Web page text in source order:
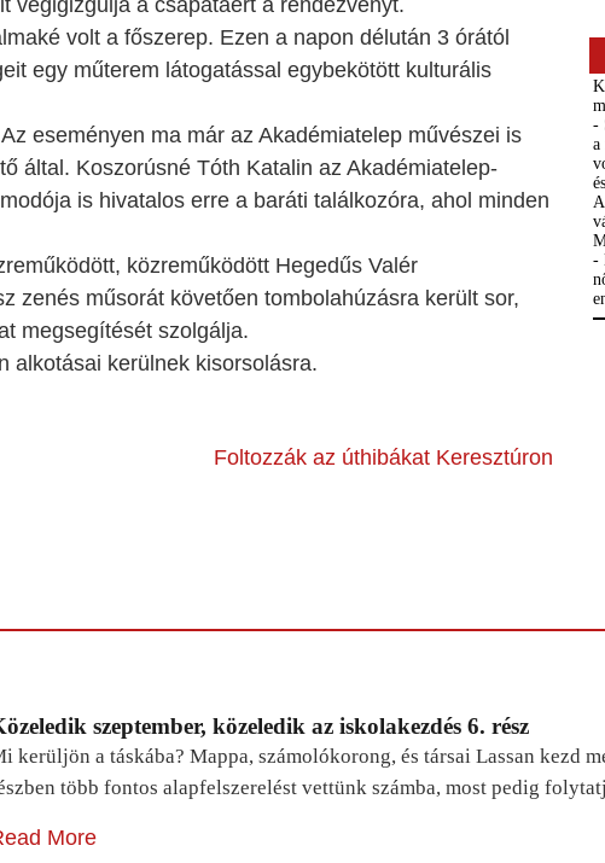
végigizgulja a csapatáért a rendezvényt.
volt a főszerep. Ezen a napon délután 3 órától
egy műterem látogatással egybekötött kulturális
eseményen ma már az Akadémiatelep művészei is
által. Koszorúsné Tóth Katalin az Akadémiatelep-
is hivatalos erre a baráti találkozóra, ahol minden
közreműködött Hegedűs Valér
zenés műsorát követően tombolahúzásra került sor,
megsegítését szolgálja.
alkotásai kerülnek kisorsolásra.
Foltozzák az úthibákat Keresztúron
szeptember, közeledik az iskolakezdés 6. rész
kerüljön a táskába? Mappa, számolókorong, és társai Lassan kezd
több fontos alapfelszerelést vettünk számba, most pedig
More